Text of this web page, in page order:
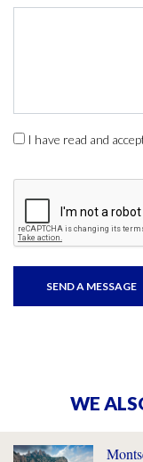
I have read and
WE